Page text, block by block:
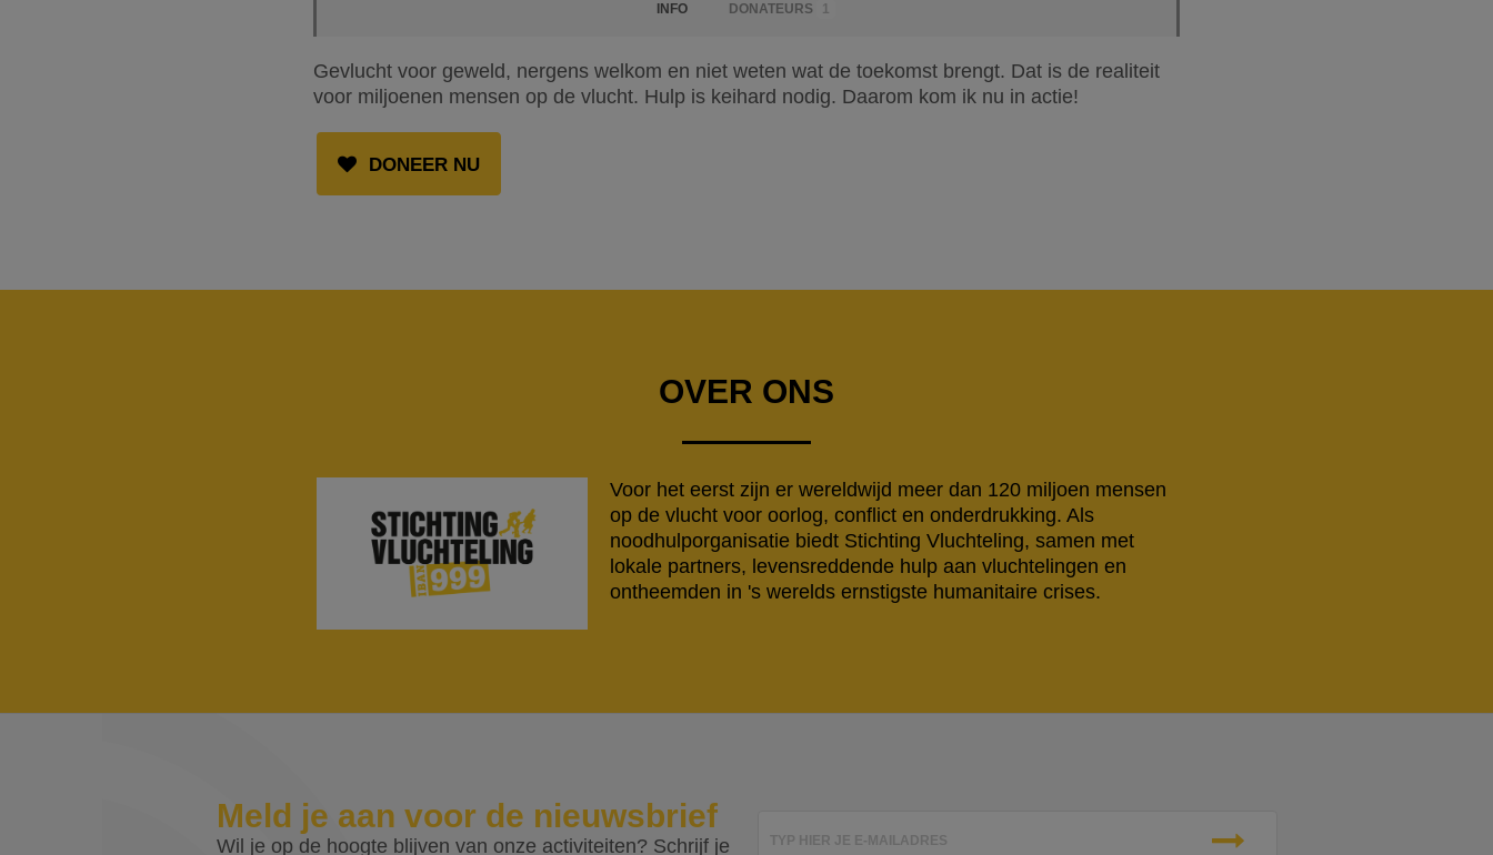
INFO DONATEURS 1
Gevlucht voor geweld, nergens welkom en niet weten wat de toekomst brengt. Dat is de realiteit
voor miljoenen mensen op de vlucht. Hulp is keihard nodig. Daarom kom ik nu in actie!
DONEER NU
OVER ONS
Voor het eerst zijn er wereldwijd meer dan 120 miljoen mensen
op de vlucht voor oorlog, conflict en onderdrukking. Als
noodhulporganisatie biedt Stichting Vluchteling, samen met
lokale partners, levensreddende hulp aan vluchtelingen en
ontheemden in 's werelds ernstigste humanitaire crises.
Meld je aan voor de nieuwsbrief
Wil je op de hoogte blijven van onze activiteiten? Schrijf je TYP HIER JE E-MAILADRES